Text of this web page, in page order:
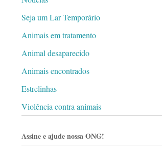
Seja um Lar Temporário
Animais em tratamento
Animal desaparecido
Animais encontrados
Estrelinhas
Violência contra animais
Assine e ajude nossa ONG!